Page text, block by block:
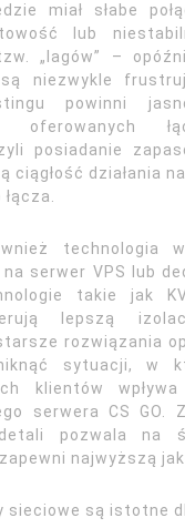
miał słabe
lub
„lagów” –
niezwykle
powinni
oferowanych
posiadanie
ciągłość działania
technologia
serwer VPS lub
takie jak
lepszą
rozwiązania
sytuacji, w
klientów
serwera CS GO.
pozwala na
najwyższą
sieciowe są istotne